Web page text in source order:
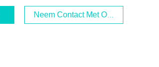
Neem Contact Met Ons Op